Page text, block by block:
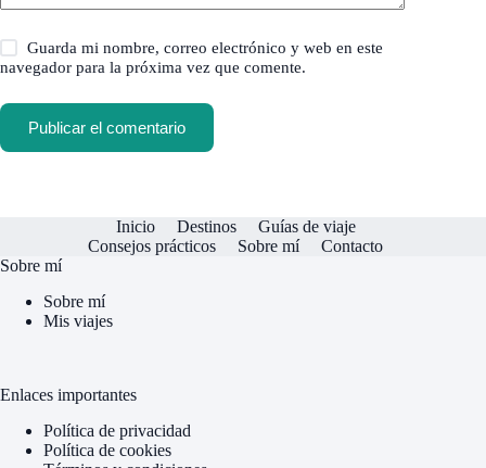
Guarda mi nombre, correo electrónico y web en este
navegador para la próxima vez que comente.
Publicar el comentario
Inicio Destinos
Guías de viaje
Consejos prácticos
Sobre mí
Contacto
Sobre mí
Sobre mí
Mis viajes
Enlaces importantes
Política de privacidad
Política de cookies